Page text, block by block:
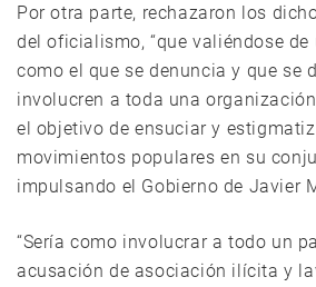
Por otra parte, rechazaron los
del oficialismo, “que valiéndose de
como el que se denuncia y que se
involucren a toda una
el objetivo de ensuciar y
movimientos populares en su
impulsando el Gobierno de Javier
“Sería como involucrar a todo un
acusación de asociación ilícita y